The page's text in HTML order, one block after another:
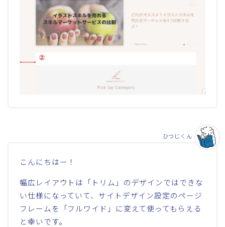
こんにちはー！
幅広レイアウトは「トリム」のデザインではできな
い仕様になっていて、サイトデザイン設定のページ
フレームを「フルワイド」に変えて使ってもらえる
と幸いです。
ひつじくん